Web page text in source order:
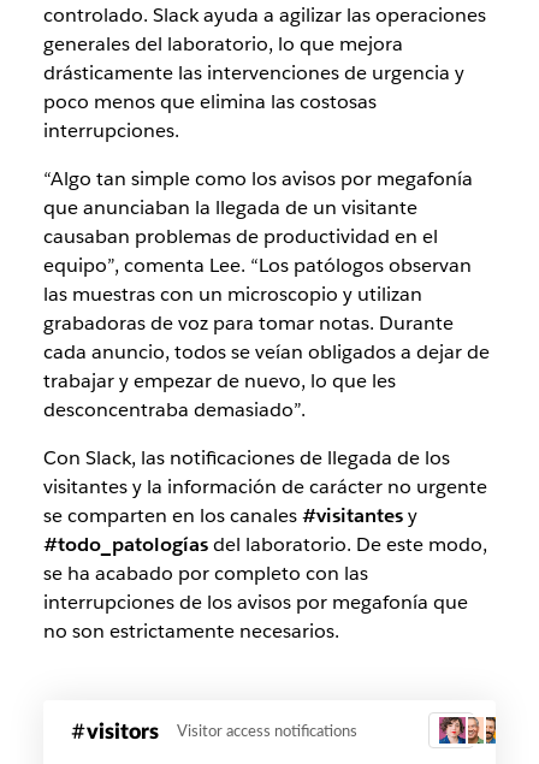
controlado. Slack ayuda a agilizar las operaciones
generales del laboratorio, lo que mejora
drásticamente las intervenciones de urgencia y
poco menos que elimina las costosas
interrupciones.
“Algo tan simple como los avisos por megafonía
que anunciaban la llegada de un visitante
causaban problemas de productividad en el
equipo”, comenta Lee. “Los patólogos observan
las muestras con un microscopio y utilizan
grabadoras de voz para tomar notas. Durante
cada anuncio, todos se veían obligados a dejar de
trabajar y empezar de nuevo, lo que les
desconcentraba demasiado”.
Con Slack, las notificaciones de llegada de los
visitantes y la información de carácter no urgente
se comparten en los canales#visitantesy
#todo_patologíasdel laboratorio. De este modo,
se ha acabado por completo con las
interrupciones de los avisos por megafonía que
no son estrictamente necesarios.
Slackvisitors Visitor access notifications 3